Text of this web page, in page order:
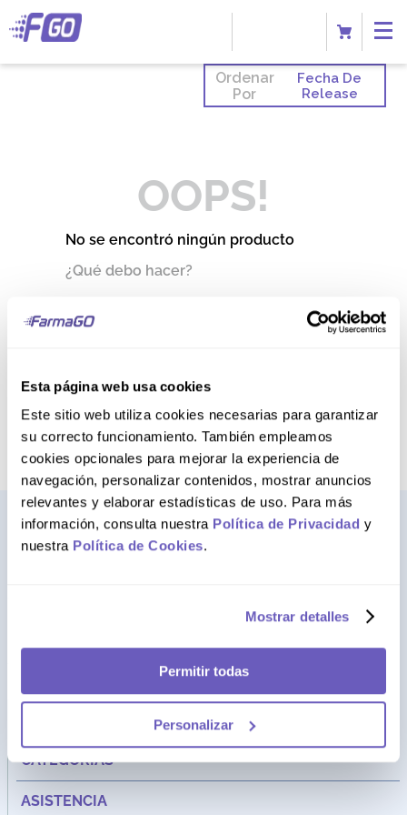
Esta página web usa cookies
Este sitio web utiliza cookies necesarias para garantizar
su correcto funcionamiento. También empleamos
cookies opcionales para mejorar la experiencia de
navegación, personalizar contenidos, mostrar anuncios
relevantes y elaborar estadísticas de uso. Para más
información, consulta nuestra Política de Privacidad y
nuestra Política de Cookies.
Mostrar detalles
Permitir todas
Personalizar
Ordenar
Por
Fecha De
Release
OOPS!
No se encontró ningún producto
¿Qué debo hacer?
búsqueda
Intenta buscar sinónimos del
término deseado
CATEGORÍAS
ASISTENCIA